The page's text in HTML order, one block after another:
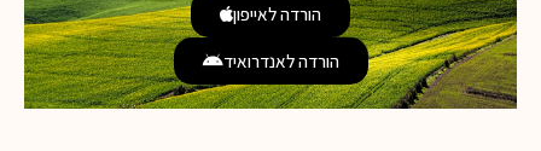
הורדה לאייפון
הורדה לאנדרואיד